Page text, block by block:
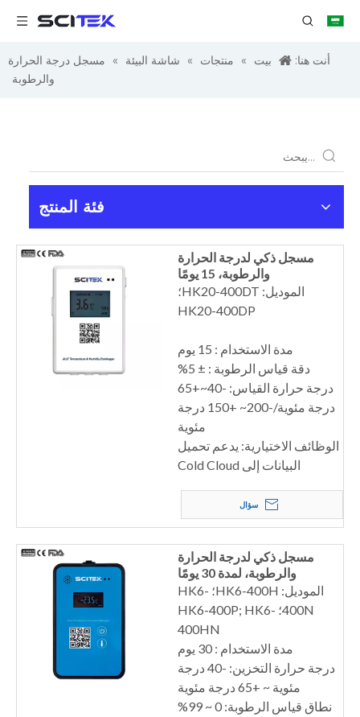
أنت هنا: بيت » منتجات » شاشة البيئة »
مسجل درجة الحرارة
والرطوبة
فئة المنتج
مسجل ذكي لدرجة الحرارة
والرطوبة، 15 يومًا
الموديل: HK20-400DT؛
HK20-400DP
مدة الاستخدام : 15 يوم
دقة قياس الرطوبة : ± 5%
درجة حرارة القياس: -40~+65
درجة مئوية/-200~ +150 درجة
مئوية
الوظائف الاختيارية: يدعم تحميل
البيانات إلى Cold Cloud
سؤال
مسجل ذكي لدرجة الحرارة
والرطوبة، لمدة 30 يومًا
الموديل: HK6-400H؛ HK6-
400N؛ HK6-400P; HK6-
400HN
مدة الاستخدام : 30 يوم
درجة حرارة التخزين: -40 درجة
مئوية ~ +65 درجة مئوية
نطاق قياس الرطوبة: 0 ~ 99%